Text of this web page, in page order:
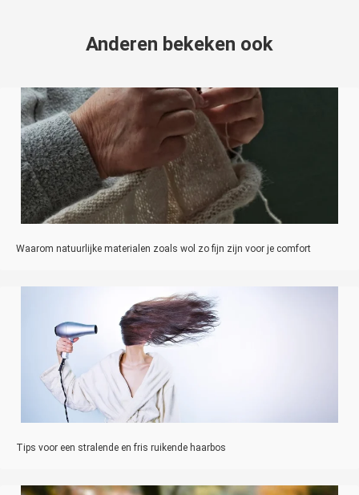
Anderen bekeken ook
Waarom natuurlijke materialen zoals wol zo fijn zijn voor je comfort
Tips voor een stralende en fris ruikende haarbos